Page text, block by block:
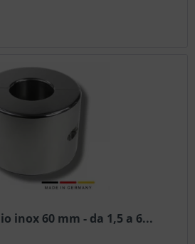
inox 60 mm - da 1,5 a 6...